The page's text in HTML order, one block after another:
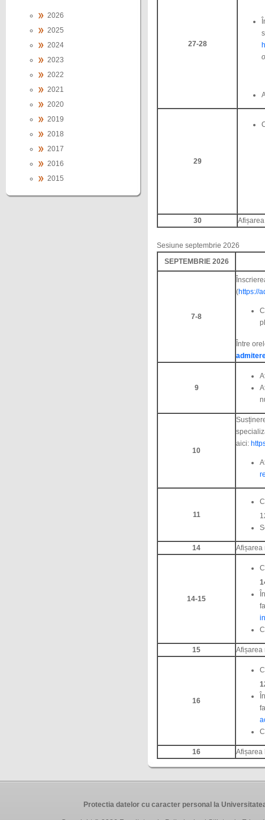
2026
2025
2024
2023
2022
2021
2020
2019
2018
2017
2016
2015
27-28
29
30
Sesiune septembrie 2026
SEPTEMBRIE 2026
7-8
(https://
Între
9
10
aici:
11
14 Afișarea
14-15
15 Afișarea
16
16 Afișarea
Protectia datelor cu caracter personal la